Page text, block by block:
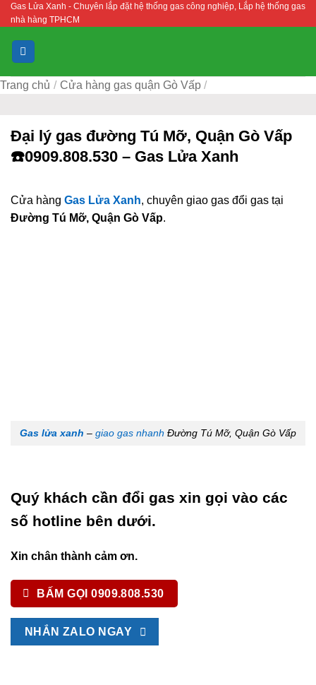
Bỏ
qua
nội
dung
Gas Lửa Xanh - Chuyên lắp đặt hệ thống gas công nghiệp, Lắp hệ thống gas
nhà hàng TPHCM
Trang chủ / Cửa hàng gas quận Gò Vấp /
Đại lý gas đường Tú Mỡ, Quận Gò Vấp
☎️0909.808.530 – Gas Lửa Xanh
Cửa hàng Gas Lửa Xanh, chuyên giao gas đổi gas tại
Đường Tú Mỡ, Quận Gò Vấp.
Gas lửa xanh – giao gas nhanh Đường Tú Mỡ, Quận Gò Vấp
Quý khách cần đổi gas xin gọi vào các
số hotline bên dưới.
Xin chân thành cảm ơn.
BẤM GỌI 0909.808.530
NHẮN ZALO NGAY